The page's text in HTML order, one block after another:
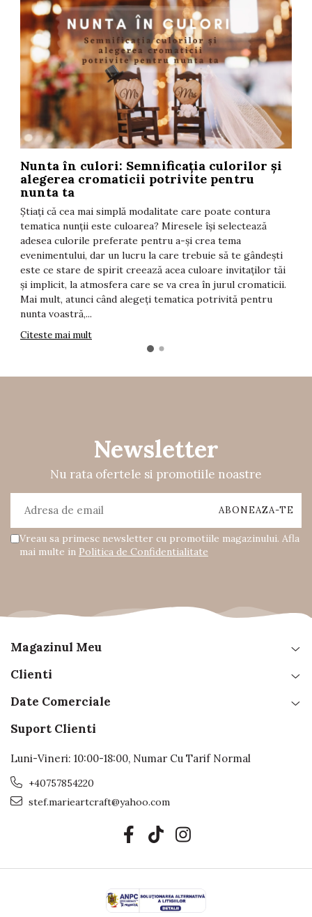
Nunta în culori: Semnificația culorilor și
alegerea cromaticii potrivite pentru
nunta ta
Știați că cea mai simplă modalitate care poate contura
tematica nunții este culoarea? Miresele își selectează
adesea culorile preferate pentru a-și crea tema
evenimentului, dar un lucru la care trebuie să te gândești
este ce stare de spirit creează acea culoare invitaților tăi
și implicit, la atmosfera care se va crea în jurul cromaticii.
Mai mult, atunci când alegeți tematica potrivită pentru
nunta voastră,...
Citeste mai mult
Newsletter
Nu rata ofertele si promotiile noastre
Vreau sa primesc newsletter cu promotiile magazinului. Afla
mai multe in Politica de Confidentialitate
Magazinul Meu
Clienti
Date Comerciale
Suport Clienti
Luni-Vineri: 10:00-18:00, Numar Cu Tarif Normal
+40757854220
stef.marieartcraft@yahoo.com